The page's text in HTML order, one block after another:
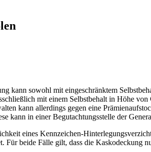
kann sowohl mit eingeschränktem
mit einem Selbstbehalt in Höhe
kann allerdings gegen eine
kann in einer Begutachtungsstelle der
eines Kennzeichen-
Für beide Fälle gilt, dass die Kaskodeckung